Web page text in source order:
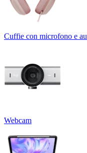
Cuffie con microfono e
Webcam